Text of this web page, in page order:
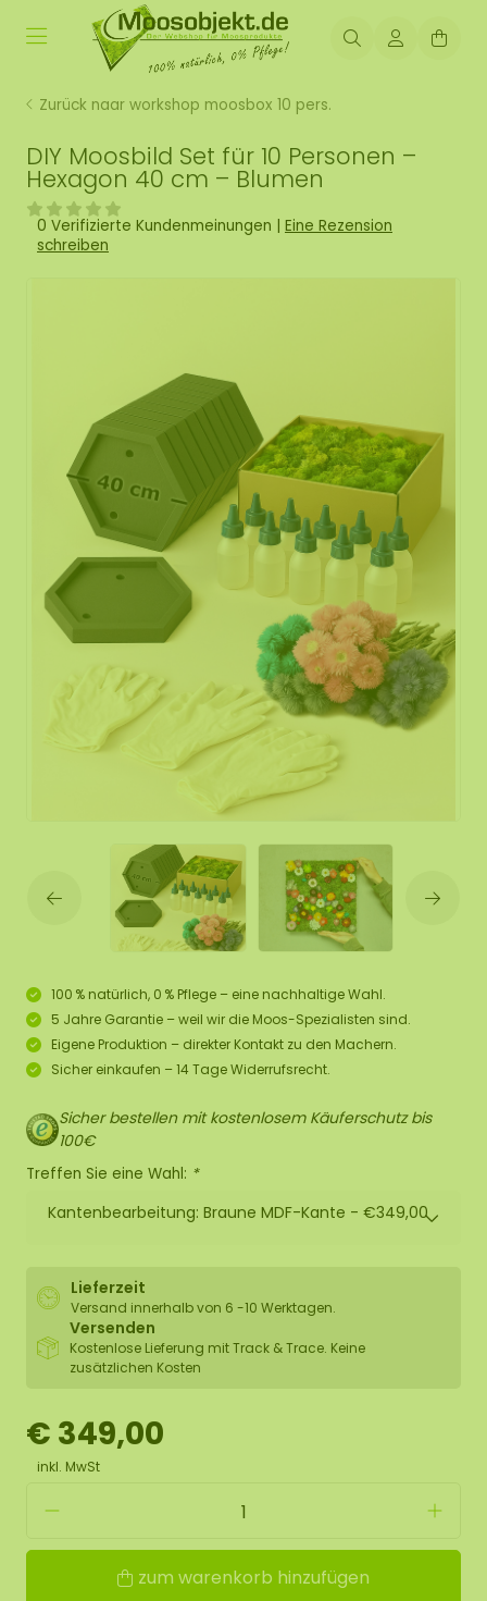
Zurück naar workshop moosbox 10 pers.
DIY Moosbild Set für 10 Personen –
Hexagon 40 cm – Blumen
0 Verifizierte Kundenmeinungen | Eine Rezension
schreiben
100 % natürlich, 0 % Pflege – eine nachhaltige Wahl.
5 Jahre Garantie – weil wir die Moos-Spezialisten sind.
Eigene Produktion – direkter Kontakt zu den Machern.
Sicher einkaufen – 14 Tage Widerrufsrecht.
Sicher bestellen mit kostenlosem Käuferschutz bis
100€
Treffen Sie eine Wahl: *
Kantenbearbeitung: Braune MDF-Kante - €349,00
Lieferzeit
Versand innerhalb von 6 -10 Werktagen.
Versenden
Kostenlose Lieferung mit Track & Trace. Keine
zusätzlichen Kosten
€ 349,00
inkl. MwSt
zum warenkorb hinzufügen